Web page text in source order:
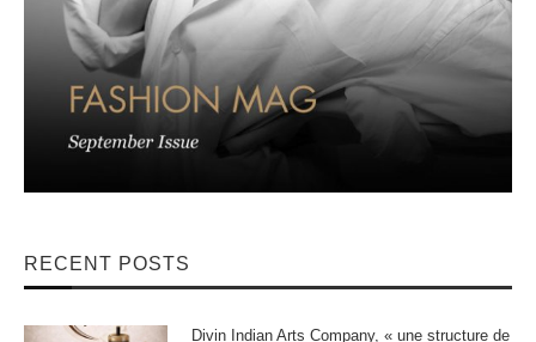
RECENT POSTS
Divin Indian Arts Company, « une structure de